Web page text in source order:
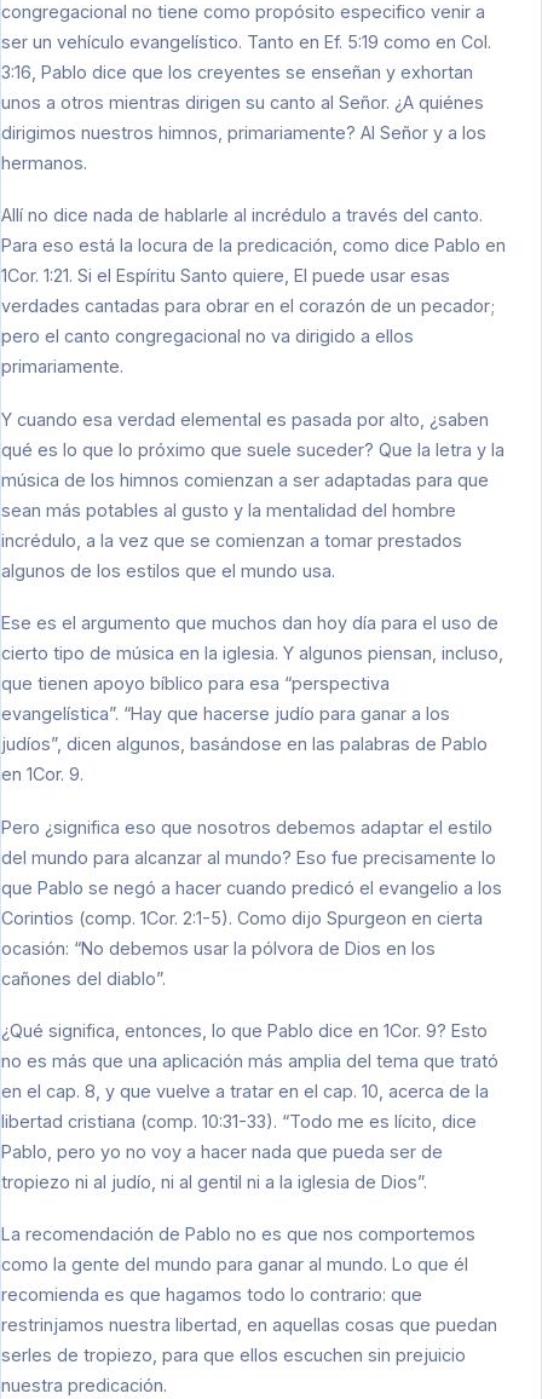
congregacional no tiene como propósito especifico venir a
ser un vehículo evangelístico. Tanto en Ef. 5:19 como en Col.
3:16, Pablo dice que los creyentes se enseñan y exhortan
unos a otros mientras dirigen su canto al Señor. ¿A quiénes
dirigimos nuestros himnos, primariamente? Al Señor y a los
hermanos.
Allí no dice nada de hablarle al incrédulo a través del canto.
Para eso está la locura de la predicación, como dice Pablo en
1Cor. 1:21. Si el Espíritu Santo quiere, El puede usar esas
verdades cantadas para obrar en el corazón de un pecador;
pero el canto congregacional no va dirigido a ellos
primariamente.
Y cuando esa verdad elemental es pasada por alto, ¿saben
qué es lo que lo próximo que suele suceder? Que la letra y la
música de los himnos comienzan a ser adaptadas para que
sean más potables al gusto y la mentalidad del hombre
incrédulo, a la vez que se comienzan a tomar prestados
algunos de los estilos que el mundo usa.
Ese es el argumento que muchos dan hoy día para el uso de
cierto tipo de música en la iglesia. Y algunos piensan, incluso,
que tienen apoyo bíblico para esa “perspectiva
evangelística”. “Hay que hacerse judío para ganar a los
judíos”, dicen algunos, basándose en las palabras de Pablo
en 1Cor. 9.
Pero ¿significa eso que nosotros debemos adaptar el estilo
del mundo para alcanzar al mundo? Eso fue precisamente lo
que Pablo se negó a hacer cuando predicó el evangelio a los
Corintios (comp. 1Cor. 2:1-5). Como dijo Spurgeon en cierta
ocasión: “No debemos usar la pólvora de Dios en los
cañones del diablo”.
¿Qué significa, entonces, lo que Pablo dice en 1Cor. 9? Esto
no es más que una aplicación más amplia del tema que trató
en el cap. 8, y que vuelve a tratar en el cap. 10, acerca de la
libertad cristiana (comp. 10:31-33). “Todo me es lícito, dice
Pablo, pero yo no voy a hacer nada que pueda ser de
tropiezo ni al judío, ni al gentil ni a la iglesia de Dios”.
La recomendación de Pablo no es que nos comportemos
como la gente del mundo para ganar al mundo. Lo que él
recomienda es que hagamos todo lo contrario: que
restrinjamos nuestra libertad, en aquellas cosas que puedan
serles de tropiezo, para que ellos escuchen sin prejuicio
nuestra predicación.